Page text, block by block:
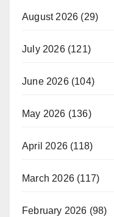
August 2026 (29)
July 2026(121)
June 2026(104)
May 2026 (136)
April 2026 (118)
March 2026 (117)
February 2026 (98)